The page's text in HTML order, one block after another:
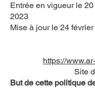
Entrée en vigueur le
2023
Mise à jour le 24
https://
Site
But de cette politique